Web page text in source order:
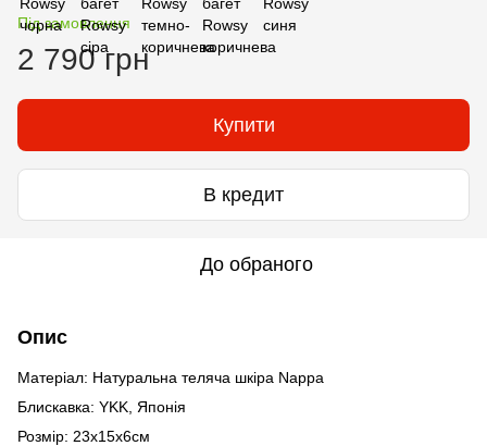
Під замовлення
2 790 грн
Купити
В кредит
До обраного
Опис
Матеріал: Натуральна теляча шкіра Nappa
Блискавка: YKK, Японія
Розмір: 23х15х6см